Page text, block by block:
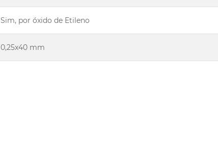
Sim, por óxido de Etileno
0,25x40 mm